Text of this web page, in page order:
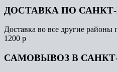
ДОСТАВКА ПО
Доставка во все другие
1200 р
САМОВЫВОЗ В